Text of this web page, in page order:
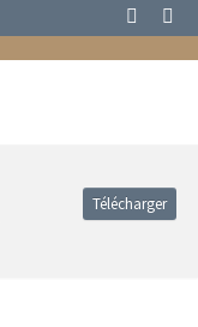
Télécharger